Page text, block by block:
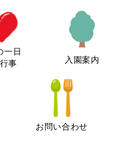
一日
事
入園案内
お問い合わせ